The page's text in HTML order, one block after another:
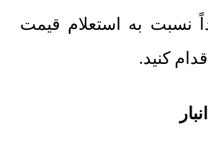
نسبت به استعلام قیمت
کنید.